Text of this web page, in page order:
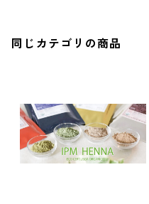
同じカテゴリの商品